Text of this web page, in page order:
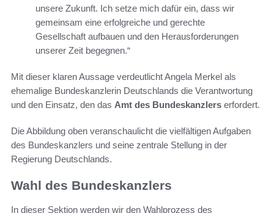
unsere Zukunft. Ich setze mich dafür ein, dass wir
gemeinsam eine erfolgreiche und gerechte
Gesellschaft aufbauen und den Herausforderungen
unserer Zeit begegnen.“
Mit dieser klaren Aussage verdeutlicht Angela Merkel als
ehemalige Bundeskanzlerin Deutschlands die Verantwortung
und den Einsatz, den das Amt des Bundeskanzlers erfordert.
Die Abbildung oben veranschaulicht die vielfältigen Aufgaben
des Bundeskanzlers und seine zentrale Stellung in der
Regierung Deutschlands.
Wahl des Bundeskanzlers
In dieser Sektion werden wir den Wahlprozess des